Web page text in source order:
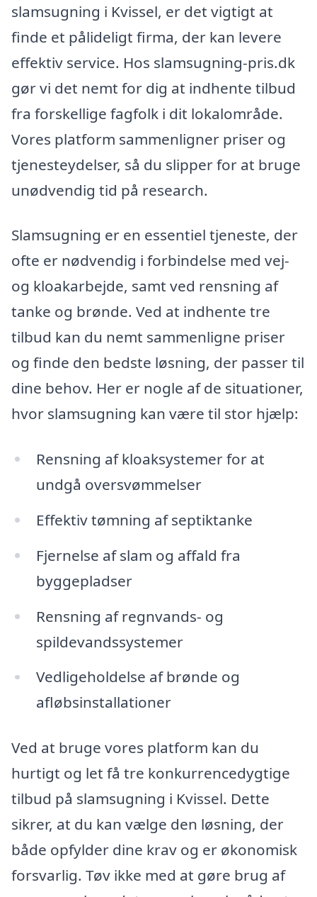
slamsugning i Kvissel, er det vigtigt at
finde et pålideligt firma, der kan levere
effektiv service. Hos slamsugning-pris.dk
gør vi det nemt for dig at indhente tilbud
fra forskellige fagfolk i dit lokalområde.
Vores platform sammenligner priser og
tjenesteydelser, så du slipper for at bruge
unødvendig tid på research.
Slamsugning er en essentiel tjeneste, der
ofte er nødvendig i forbindelse med vej-
og kloakarbejde, samt ved rensning af
tanke og brønde. Ved at indhente tre
tilbud kan du nemt sammenligne priser
og finde den bedste løsning, der passer til
dine behov. Her er nogle af de situationer,
hvor slamsugning kan være til stor hjælp:
Rensning af kloaksystemer for at
undgå oversvømmelser
Effektiv tømning af septiktanke
Fjernelse af slam og affald fra
byggepladser
Rensning af regnvands- og
spildevandssystemer
Vedligeholdelse af brønde og
afløbsinstallationer
Ved at bruge vores platform kan du
hurtigt og let få tre konkurrencedygtige
tilbud på slamsugning i Kvissel. Dette
sikrer, at du kan vælge den løsning, der
både opfylder dine krav og er økonomisk
forsvarlig. Tøv ikke med at gøre brug af